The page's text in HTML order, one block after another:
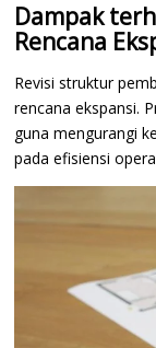
Dampak
Rencana
Revisi struktur
rencana ekspansi.
guna mengurangi
pada efisiensi